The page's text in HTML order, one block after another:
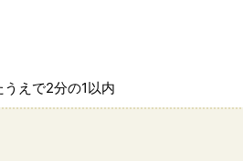
えで2分の1以内